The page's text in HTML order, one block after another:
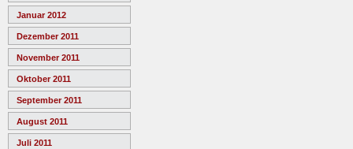
Januar 2012
Dezember 2011
November 2011
Oktober 2011
September 2011
August 2011
Juli 2011